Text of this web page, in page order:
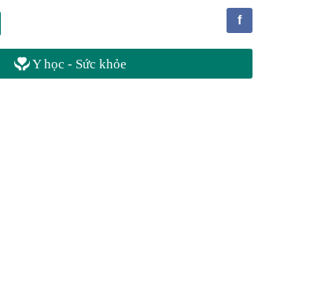
f
Y học - Sức khỏe